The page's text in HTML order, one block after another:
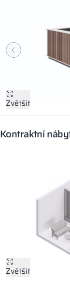
Zvětšit
Zvětšit
Kontraktní
Zvětšit